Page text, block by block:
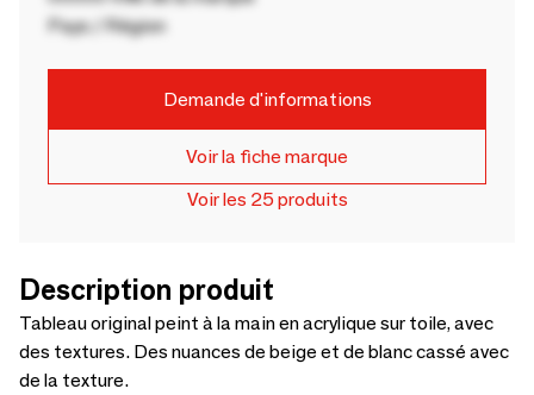
Pays / Région
Demande d'informations
Voir la fiche marque
Voir les 25 produits
Description produit
Tableau original peint à la main en acrylique sur toile, avec
des textures. Des nuances de beige et de blanc cassé avec
de la texture.